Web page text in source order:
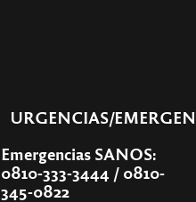
URGENCIAS/
Emergencias SANOS:
0810-333-3444 / 0810-
345-0822